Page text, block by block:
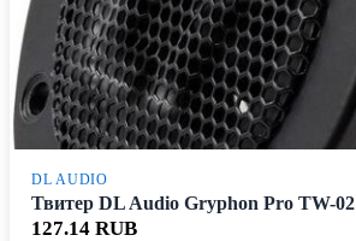
DL AUDIO
Твитер DL Audio Gryphon Pro TW-02
127.14 RUB